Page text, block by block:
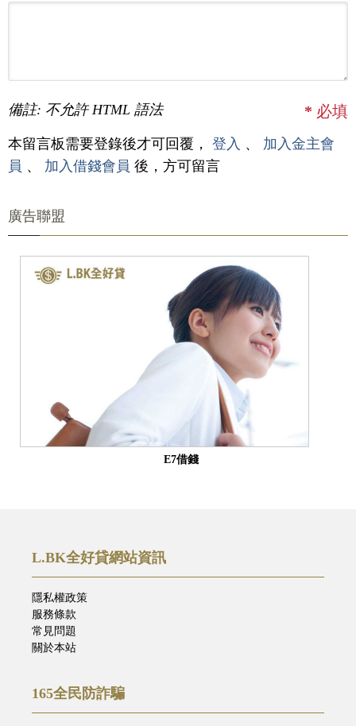
備註: 不允許 HTML 語法 * 必填
本留言板需要登錄後才可回覆， 登入 、 加入金主會
員 、 加入借錢會員 後，方可留言
廣告聯盟
E7借錢
L.BK全好貸網站資訊
隱私權政策
服務條款
常見問題
關於本站
165全民防詐騙